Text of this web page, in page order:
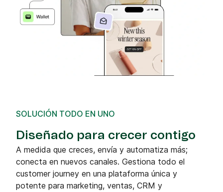
SOLUCIÓN TODO EN UNO
Diseñado para crecer contigo
A medida que creces, envía y automatiza más;
conecta en nuevos canales. Gestiona todo el
customer journey en una plataforma única y
potente para marketing, ventas, CRM y